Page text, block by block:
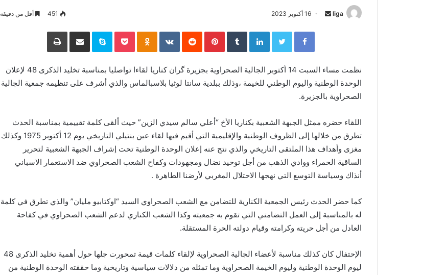
liga
n
e
m
i
l
16 أكتوبر 2023 451 أقل من دقيقة
Facebook
Twitter
LinkedIn
‏Tumblr
Pinterest
‏Reddit
‏VKontakte
Pocket
Skype مشاركة عبر البريد
نظمت مساء السبت 14 أكتوبر الجالية الصحراوية بجزيرة گران كناريا لقاءا تواصليا بمناسبة تخليد الذكرى 48 لإعلان
الوحدة الوطنية واليوم الوطني للخيمة ،وذلك ببلدية سانتا لوثيا بلاسبالماس والذي أشرف على تنظيمه جمعية الجالية
الصحراوية بالجزيرة.
اللقاء حضره ممثل الجبهة الشعبية بكناريا الأخ “أعلي سالم سيدي الزين” حيث ألقى كلمة تقييمية بمناسبة الحدث
تطرق من خلالها إلى الظروف الوطنية والإقليمية التي أقيم فيها لقاء عين بنتيلي التاريخي يوم 12 أكتوبر 1975 وكذلك
مغزى وأهداف هذا الملتقى التاريخي والذي نتج عنه إعلان الوحدة الوطنية تحت إشراف الجبهة الشعبية لتحرير
الساقية الحمراء ووادي الذهب من أجل توحيد نضال ومجهودات وكفاح الشعب الصحراوي ضد الاستعمار الاسباني
أنذاك وسياسة التوسع التي نهجها الاحتلال المغربي لأرضنا الطاهرة .
كما حضر الحدث رئيس الجمعية الكنارية للتضامن مع الشعب الصحراوي السيد “اوكتابيو مليان” والذي تطرق في كلمة
له بالمناسبة إلى العمل التضامني التي تقوم به جمعيته وكذا الشعب الكناري لدعم الشعب الصحراوي في كفاحة
العادل من أجل حريته وكرامته وقيام دولته الحرة المستقلة.
الإحتفال كان كذلك مناسبة لأعضاء الجالية الصحراوية لإلقاء كلمات قيمة تمحورت جلها حول أهمية تخليد الذكرى 48
ليوم الوحدة الوطنية وليوم الخيمة الصحراوية وما تمثله من دلالات سياسية وتاريخية وما حققته الوحدة الوطنية من